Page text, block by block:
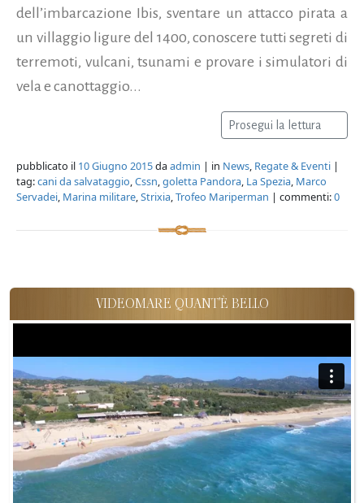
dell’imbarcazione Ibis, sventare un attacco pirata a
un villaggio ligure del 1400, conoscere tutti segreti di
terremoti, vulcani, tsunami e provare i simulatori di
vela e canottaggio...
Prosegui la lettura
pubblicato il 10 Giugno 2015daadmin | in News, Regate & Eventi |
tag:cani da salvataggio,Cssn,goletta Pandora, La Spezia, Marco
Servadei, Marina militare,Strixia,Trofeo Mariperman | commenti:0
VIDEOMARE QUANT'È BELLO